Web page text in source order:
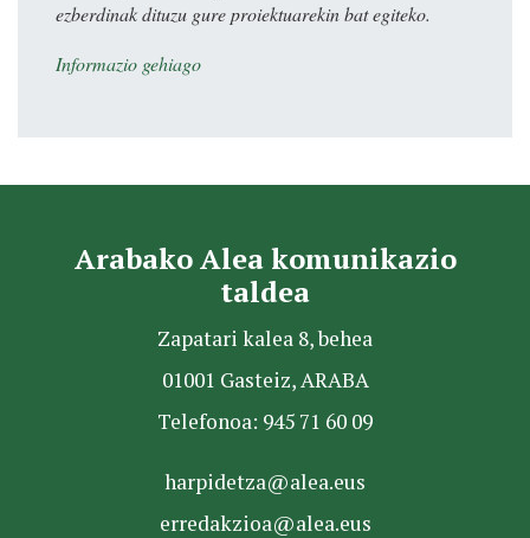
ezberdinak dituzu gure proiektuarekin bat egiteko.
Informazio gehiago
Arabako Alea komunikazio
taldea
Zapatari kalea 8, behea
01001 Gasteiz, ARABA
Telefonoa: 945 71 60 09
harpidetza@alea.eus
erredakzioa@alea.eus